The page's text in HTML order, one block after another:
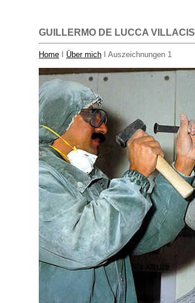
GUILLERMO DE LUCCA VILLACIS
Home Über mich I Auszeichnungen 1